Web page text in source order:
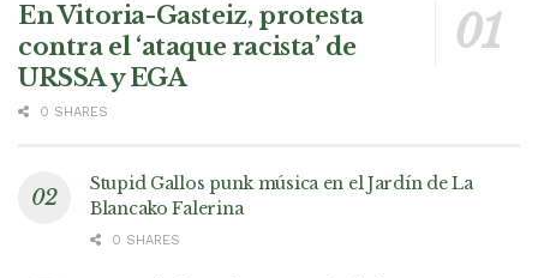
En Vitoria-Gasteiz, protesta
contra el ‘ataque racista’ de
URSSA y EGA
0 SHARES
Stupid Gallos punk música en el Jardín de La
Blancako Falerina
0 SHARES